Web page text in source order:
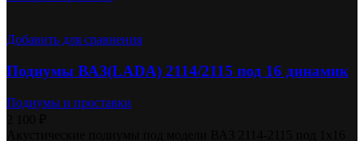
Добавить для сравнения
Подиумы ВАЗ(LADA) 2114/2115 под 16 динамик
Подиумы и проставки